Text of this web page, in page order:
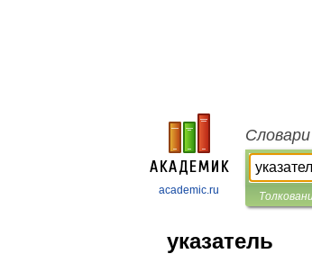
academic.ru
указатель